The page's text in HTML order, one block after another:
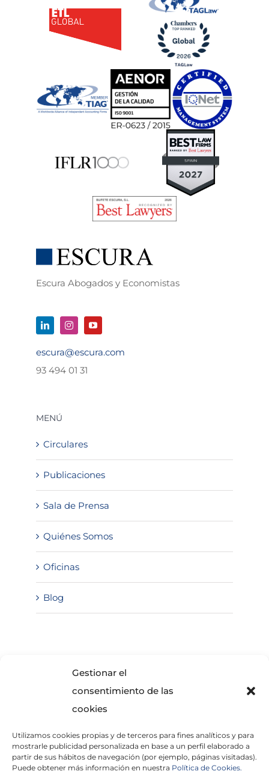
Gestionar el
consentimiento de las
cookies
Utilizamos cookies propias y de terceros para fines analíticos y para
mostrarle publicidad personalizada en base a un perfil elaborado a
partir de sus hábitos de navegación (por ejemplo, páginas visitadas).
Puede obtener más información en nuestra Política de Cookies.
Escura Abogados y Economistas
escura@escura.com
93 494 01 31
MENÚ
Circulares
Publicaciones
Sala de Prensa
Quiénes Somos
Oficinas
Blog